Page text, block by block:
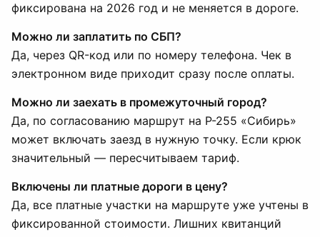
фиксирована на 2026 год и не меняется в дороге.
Можно ли заплатить по СБП?
Да, через QR-код или по номеру телефона. Чек в
электронном виде приходит сразу после оплаты.
Можно ли заехать в промежуточный город?
Да, по согласованию маршрут на Р-255 «Сибирь»
может включать заезд в нужную точку. Если крюк
значительный — пересчитываем тариф.
Включены ли платные дороги в цену?
Да, все платные участки на маршруте уже учтены в
фиксированной стоимости. Лишних квитанций